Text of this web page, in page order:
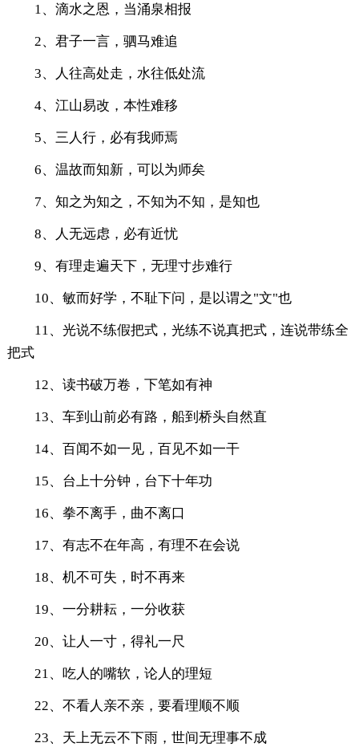
1、滴水之恩，当涌泉相报
2、君子一言，驷马难追
3、人往高处走，水往低处流
4、江山易改，本性难移
5、三人行，必有我师焉
6、温故而知新，可以为师矣
7、知之为知之，不知为不知，是知也
8、人无远虑，必有近忧
9、有理走遍天下，无理寸步难行
10、敏而好学，不耻下问，是以谓之"文"也
11、光说不练假把式，光练不说真把式，连说带练全
把式
12、读书破万卷，下笔如有神
13、车到山前必有路，船到桥头自然直
14、百闻不如一见，百见不如一干
15、台上十分钟，台下十年功
16、拳不离手，曲不离口
17、有志不在年高，有理不在会说
18、机不可失，时不再来
19、一分耕耘，一分收获
20、让人一寸，得礼一尺
21、吃人的嘴软，论人的理短
22、不看人亲不亲，要看理顺不顺
23、天上无云不下雨，世间无理事不成